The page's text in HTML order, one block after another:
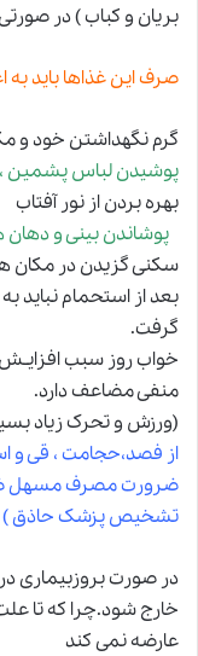
بریان و کباب ) در
صرف این غذاها باید
گرم نگهداشتن خود و
پوشیدن لباس پشمین ،
بهره بردن از نور آفتاب
پوشاندن بینی و دهان
سکنی گزیدن در مکان
بعد از استحمام نباید
گرفت.
خواب روز سبب
منفی مضاعف دارد.
(ورزش و تحرک زیاد
از فصد،حجامت ، قی و
ضرورت مصرف مسهل
تشخیص پزشک حاذق )
در صورت بروزبیماری در
خارج شود.چرا که تا
عارضه نمی کند